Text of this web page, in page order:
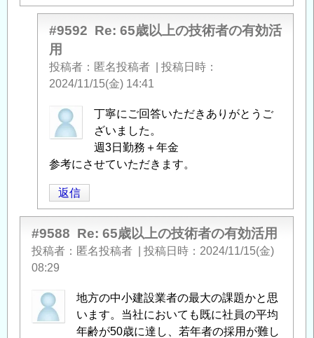
#9592 Re: 65歳以上の技術者の有効活
用
投稿者 匿名投稿者
投稿日時
2024/11/15(金) 14:41
匿
名
稿
に
よ
る
「Re:
65
以
上
丁寧にご回答いただきありがとうご
ざいました。
週3日勤務＋年金
参考にさせていただきます。
返信
#9588 Re: 65歳以上の技術者の有効活用
投稿者 匿名投稿者 投稿日時
2024/11/15(金)
08:29
地方の中小建設業者の最大の課題かと思
います。当社においても既に社員の平均
年齢が50歳に達し、若年者の採用が難し